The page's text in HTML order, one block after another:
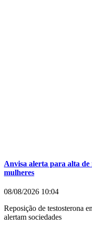
Anvisa alerta para alta de
mulheres
08/08/2026 10:04
Reposição de testosterona
alertam sociedades